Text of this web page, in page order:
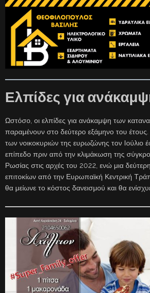
Ελπίδες για
Ωστόσο, οι ελπίδες για ανάκαμψη των
παραμένουν στο δεύτερο εξάμηνο του
των νοικοκυριών της ευρωζώνης τον Ιούλιο
επίπεδο πριν από την κλιμάκωση της
Ρωσίας στις αρχές του 2022, ενώ μια
επιτοκίων από την Ευρωπαϊκή Κεντρική
θα μείωνε το κόστος δανεισμού και θα